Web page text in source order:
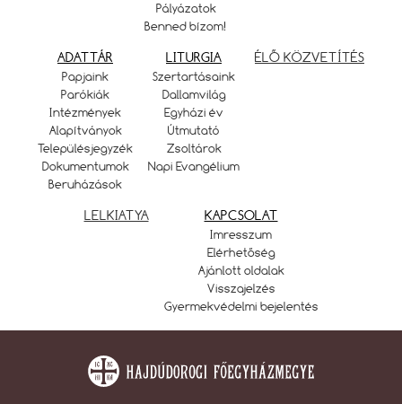
Pályázatok
Benned bízom!
ADATTÁR
Papjaink
Parókiák
Intézmények
Alapítványok
Településjegyzék
Dokumentumok
Beruházások
LITURGIA
Szertartásaink
Dallamvilág
Egyházi év
Útmutató
Zsoltárok
Napi Evangélium
ÉLŐ KÖZVETÍTÉS
LELKIATYA KAPCSOLAT
Imresszum
Elérhetőség
Ajánlott oldalak
Visszajelzés
Gyermekvédelmi bejelentés